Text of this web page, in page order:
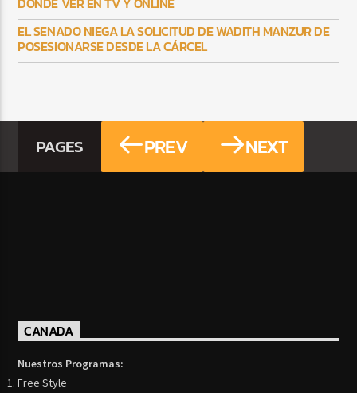
EL SENADO NIEGA LA SOLICITUD DE WADITH MANZUR DE
POSESIONARSE DESDE LA CÁRCEL
PAGES PREV NEXT
CANADA
Nuestros Programas:
Free Style